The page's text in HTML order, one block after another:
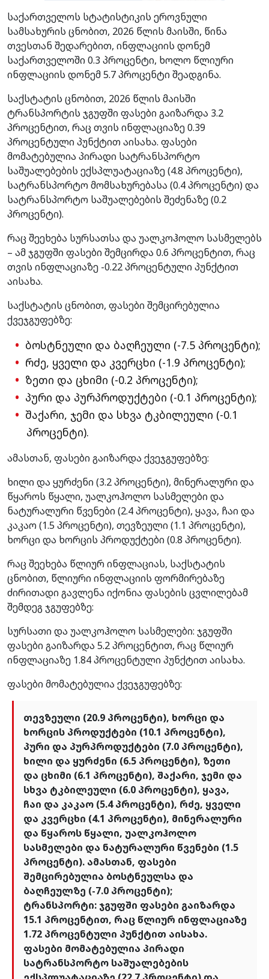
საქართველოს სტატისტიკის ეროვნული
სამსახურის ცნობით, 2026 წლის მაისში, წინა
თვესთან შედარებით, ინფლაციის დონემ
საქართველოში 0.3 პროცენტი, ხოლო წლიური
ინფლაციის დონემ 5.7 პროცენტი შეადგინა.
საქსტატის ცნობით, 2026 წლის მაისში
ტრანსპორტის ჯგუფში ფასები გაიზარდა 3.2
პროცენტით, რაც თვის ინფლაციაზე 0.39
პროცენტული პუნქტით აისახა. ფასები
მომატებულია პირადი სატრანსპორტო
საშუალებების ექსპლუატაციაზე (4.8 პროცენტი),
სატრანსპორტო მომსახურებასა (0.4 პროცენტი) და
სატრანსპორტო საშუალებების შეძენაზე (0.2
პროცენტი).
რაც შეეხება სურსათსა და უალკოჰოლო სასმელებს
– ამ ჯგუფში ფასები შემცირდა 0.6 პროცენტით, რაც
თვის ინფლაციაზე -0.22 პროცენტული პუნქტით
აისახა.
საქსტატის ცნობით, ფასები შემცირებულია
ქვეჯგუფებზე:
ბოსტნეული და ბაღჩეული (-7.5 პროცენტი);
რძე, ყველი და კვერცხი (-1.9 პროცენტი);
ზეთი და ცხიმი (-0.2 პროცენტი);
პური და პურპროდუქტები (-0.1 პროცენტი);
შაქარი, ჯემი და სხვა ტკბილეული (-0.1
პროცენტი).
ამასთან, ფასები გაიზარდა ქვეჯგუფებზე:
ხილი და ყურძენი (3.2 პროცენტი), მინერალური და
წყაროს წყალი, უალკოჰოლო სასმელები და
ნატურალური წვენები (2.4 პროცენტი), ყავა, ჩაი და
კაკაო (1.5 პროცენტი), თევზეული (1.1 პროცენტი),
ხორცი და ხორცის პროდუქტები (0.8 პროცენტი).
რაც შეეხება წლიურ ინფლაციას, საქსტატის
ცნობით, წლიური ინფლაციის ფორმირებაზე
ძირითადი გავლენა იქონია ფასების ცვლილებამ
შემდეგ ჯგუფებზე:
სურსათი და უალკოჰოლო სასმელები: ჯგუფში
ფასები გაიზარდა 5.2 პროცენტით, რაც წლიურ
ინფლაციაზე 1.84 პროცენტული პუნქტით აისახა.
ფასები მომატებულია ქვეჯგუფებზე:
თევზეული (20.9 პროცენტი), ხორცი და
ხორცის პროდუქტები (10.1 პროცენტი),
პური და პურპროდუქტები (7.0 პროცენტი),
ხილი და ყურძენი (6.5 პროცენტი), ზეთი
და ცხიმი (6.1 პროცენტი), შაქარი, ჯემი და
სხვა ტკბილეული (6.0 პროცენტი), ყავა,
ჩაი და კაკაო (5.4 პროცენტი), რძე, ყველი
და კვერცხი (4.1 პროცენტი), მინერალური
და წყაროს წყალი, უალკოჰოლო
სასმელები და ნატურალური წვენები (1.5
პროცენტი). ამასთან, ფასები
შემცირებულია ბოსტნეულსა და
ბაღჩეულზე (-7.0 პროცენტი);
ტრანსპორტი: ჯგუფში ფასები გაიზარდა
15.1 პროცენტით, რაც წლიურ ინფლაციაზე
1.72 პროცენტული პუნქტით აისახა.
ფასები მომატებულია პირადი
სატრანსპორტო საშუალებების